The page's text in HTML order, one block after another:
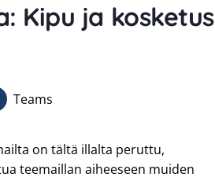
Kipu ja kosketus
Teams
on tältä illalta peruttu,
teemaillan aiheeseen muiden